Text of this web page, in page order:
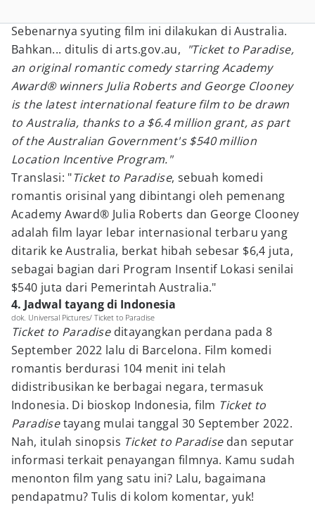
Sebenarnya syuting film ini dilakukan di Australia.
Bahkan... ditulis di arts.gov.au, "Ticket to Paradise,
an original romantic comedy starring Academy
Award® winners Julia Roberts and George Clooney
is the latest international feature film to be drawn
to Australia, thanks to a $6.4 million grant, as part
of the Australian Government's $540 million
Location Incentive Program."
Translasi: "Ticket to Paradise, sebuah komedi
romantis orisinal yang dibintangi oleh pemenang
Academy Award® Julia Roberts dan George Clooney
adalah film layar lebar internasional terbaru yang
ditarik ke Australia, berkat hibah sebesar $6,4 juta,
sebagai bagian dari Program Insentif Lokasi senilai
$540 juta dari Pemerintah Australia."
4. Jadwal tayang di Indonesia
dok. Universal Pictures/ Ticket to Paradise
Ticket to Paradise ditayangkan perdana pada 8
September 2022 lalu di Barcelona. Film komedi
romantis berdurasi 104 menit ini telah
didistribusikan ke berbagai negara, termasuk
Indonesia. Di bioskop Indonesia, film Ticket to
Paradisetayang mulai tanggal 30 September 2022.
Nah, itulah sinopsis Ticket to Paradise dan seputar
informasi terkait penayangan filmnya. Kamu sudah
menonton film yang satu ini? Lalu, bagaimana
pendapatmu? Tulis di kolom komentar, yuk!